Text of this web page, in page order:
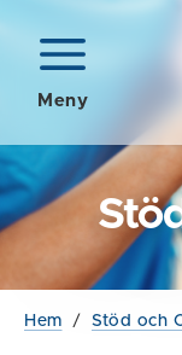
Meny
Hem / Stöd och